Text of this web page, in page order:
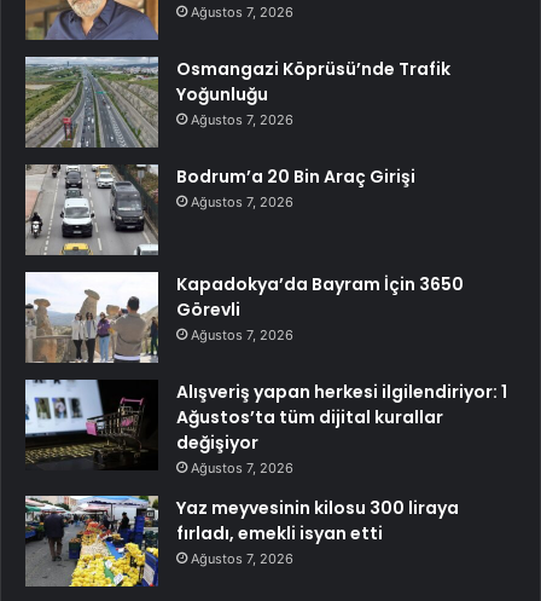
Ağustos 7, 2026
Osmangazi Köprüsü’nde Trafik
Yoğunluğu
Ağustos 7, 2026
Bodrum’a 20 Bin Araç Girişi
Ağustos 7, 2026
Kapadokya’da Bayram İçin 3650
Görevli
Ağustos 7, 2026
Alışveriş yapan herkesi ilgilendiriyor: 1
Ağustos’ta tüm dijital kurallar
değişiyor
Ağustos 7, 2026
Yaz meyvesinin kilosu 300 liraya
fırladı, emekli isyan etti
Ağustos 7, 2026